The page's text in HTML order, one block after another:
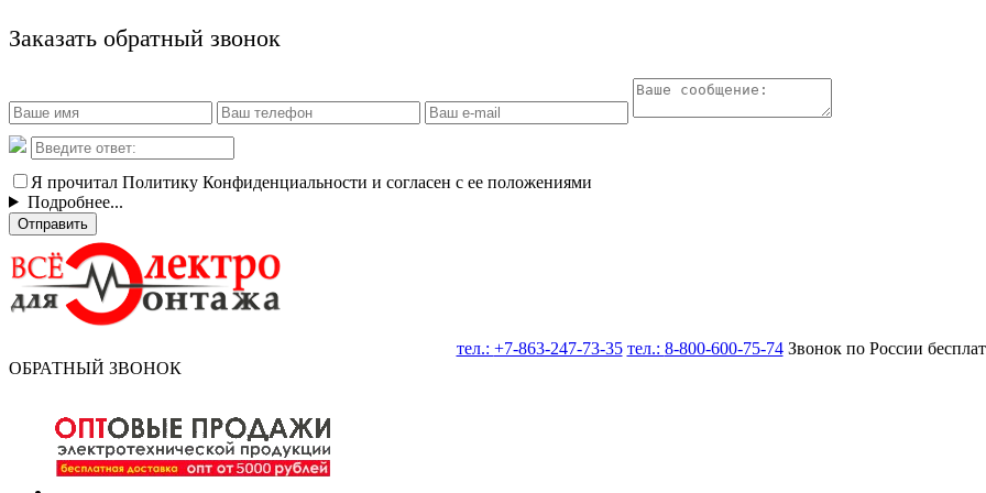
Заказать обратный звонок
Я прочитал Политику Конфиденциальности и согласен с ее положениями
Подробнее...
Отправить
тел.: +7-863-247-73-35 тел.: 8-800-600-75-74Звонок по России
ОБРАТНЫЙ ЗВОНОК